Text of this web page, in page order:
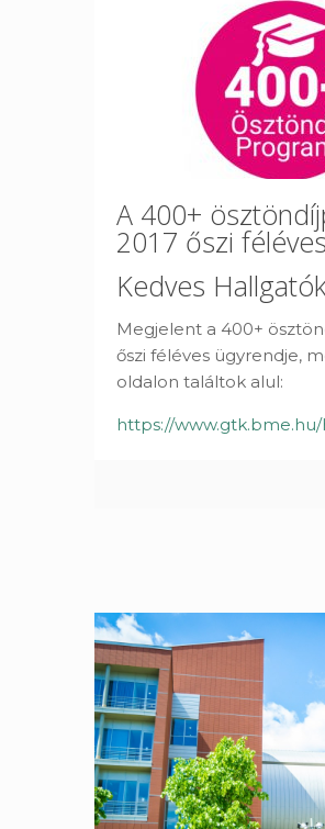
A 400+
2017 őszi
Kedves
Megjelent a 400+
őszi féléves ügyrendje,
oldalon találtok alul:
https://